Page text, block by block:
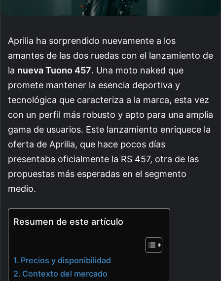
Aprilia ha sorprendido nuevamente a los
amantes de las dos ruedas con el lanzamiento de
la nueva Tuono 457. Una moto naked que
promete mantener la esencia deportiva y
tecnológica que caracteriza a la marca, esta vez
con un perfil más robusto y apto para una amplia
gama de usuarios. Este lanzamiento enriquece la
oferta de Aprilia, que hace pocos días
presentaba oficialmente la RS 457, otra de las
propuestas más esperadas en el segmento
medio.
Resumen de este artículo
Precios y disponibilidad
Contexto del mercado